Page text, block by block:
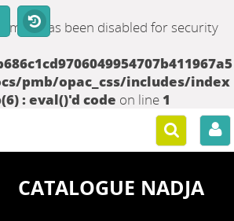
has been disabled for security
pmb/opac_css/includes/index
: eval()'d code on line 1
CATALOGUE NADJA